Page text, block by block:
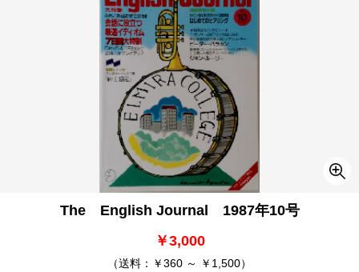
The English Journal 1987年10号
￥3,000
（送料：￥360 ～ ￥1,500）